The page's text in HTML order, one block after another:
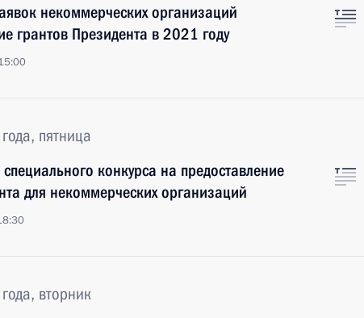
некоммерческих организаций
грантов Президента в 2021 году
пятница
конкурса на предоставление
для некоммерческих организаций
вторник